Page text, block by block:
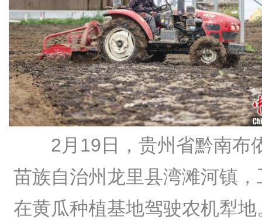
2月19日，贵州省黔南布
苗族自治州龙里县湾滩河镇，
在黄瓜种植基地驾驶农机犁地